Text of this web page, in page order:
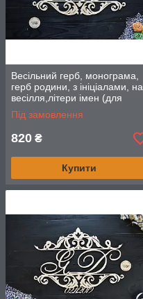
Весільний герб, монограма,
герб родини, з ініціалами, на
весілля,літери імен (для
прикраси фотозоны або
ширми)
Під замовлення
820 ₴
Купити